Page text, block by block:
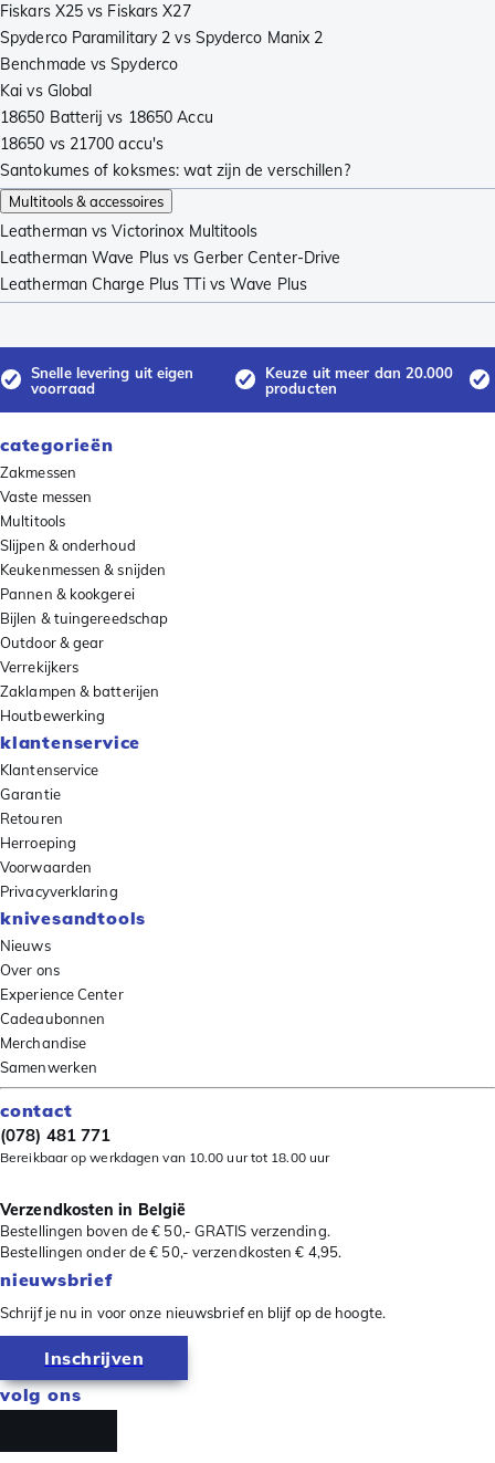
Fiskars X25 vs Fiskars X27
Spyderco Paramilitary 2 vs Spyderco Manix 2
Benchmade vs Spyderco
Kai vs Global
18650 Batterij vs 18650 Accu
18650 vs 21700 accu's
Santokumes of koksmes: wat zijn de verschillen?
Multitools & accessoires
Leatherman vs Victorinox Multitools
Leatherman Wave Plus vs Gerber Center-Drive
Leatherman Charge Plus TTi vs Wave Plus
Snelle levering uit eigen
voorraad
Keuze uit meer dan 20.000
producten
categorieën
Zakmessen
Vaste messen
Multitools
Slijpen & onderhoud
Keukenmessen & snijden
Pannen & kookgerei
Bijlen & tuingereedschap
Outdoor & gear
Verrekijkers
Zaklampen & batterijen
Houtbewerking
klantenservice
Klantenservice
Garantie
Retouren
Herroeping
Voorwaarden
Privacyverklaring
knivesandtools
Nieuws
Over ons
Experience Center
Cadeaubonnen
Merchandise
Samenwerken
contact
(078) 481 771
Bereikbaar op werkdagen van 10.00 uur tot 18.00 uur
Verzendkosten in België
Bestellingen boven de € 50,- GRATIS verzending.
Bestellingen onder de € 50,- verzendkosten € 4,95.
nieuwsbrief
Schrijf je nu in voor onze nieuwsbrief en blijf op de hoogte.
Inschrijven
volg ons